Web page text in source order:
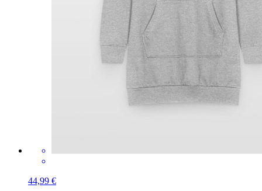
44,99 €